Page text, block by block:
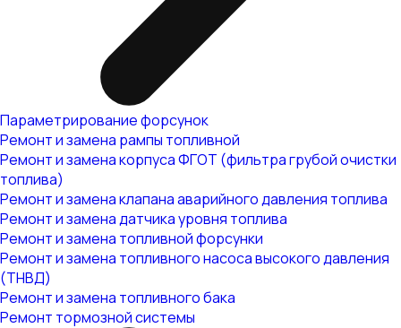
Параметрирование форсунок
Ремонт и замена рампы топливной
Ремонт и замена корпуса ФГОТ (фильтра грубой очистки
топлива)
Ремонт и замена клапана аварийного давления топлива
Ремонт и замена датчика уровня топлива
Ремонт и замена топливной форсунки
Ремонт и замена топливного насоса высокого давления
(ТНВД)
Ремонт и замена топливного бака
Ремонт тормозной системы